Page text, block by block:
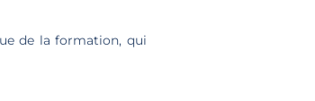
de la formation, qui